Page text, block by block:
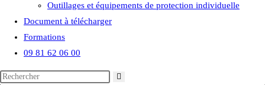
Outillages et équipements de protection individuelle
Document à télécharger
Formations
09 81 62 06 00